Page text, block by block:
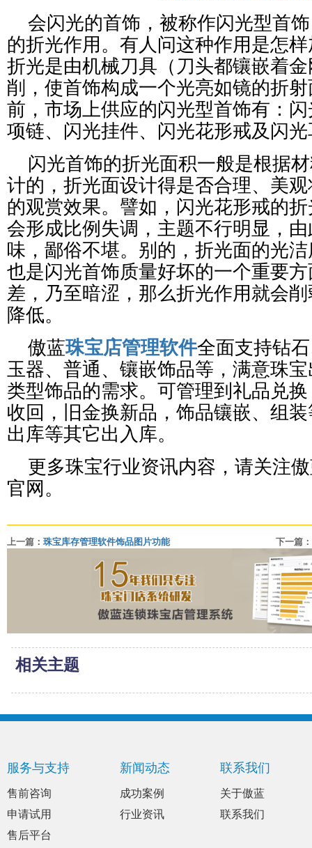
会闪光的首饰，被称作闪光型首
的折光作用。有人问这种作用是怎
折光是由机械刀具（刀头都镶嵌着
削，使首饰构成一个光亮如镜的折
前，市场上供应的闪光型首饰有：
项链、闪光挂件、闪光花形戒及闪
闪光首饰的折光面积一般是根据
计的，折光面设计得是否合理、美
的观赏效果。譬如，闪光花形戒的
会形成比例失调，主题不行明显，
味，鄙俗不堪。别的，折光面的光
也是闪光首饰质量好坏的一个重要
差，乃至暗涩，那么折光作用就会
降低。
傲蓝珠宝店管理软件全面支持钻
玉器、普通、镶嵌饰品等，满意珠
类型饰品的需求。可管理到礼品兑
收回，旧金换新品，饰品镶嵌、组
出库等其它出入库。
更多珠宝行业资讯内容，请关注
官网。
上一篇： 珠宝库存管理软件饰品图片功能 下一篇：
相关主题
服务与支持
售前咨询
申请试用
售后平台
新闻动态
成功案例
行业资讯
联系我们
关于傲蓝
联系我们